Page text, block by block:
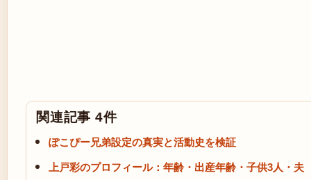
関連記事 4件
ぽこぴー兄弟設定の真実と活動史を検証
上戸彩のプロフィール：年齢・出産年齢・子供3人・夫